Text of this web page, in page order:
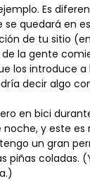
Es
quedará en
de tu sitio
la gente
los introduce a
decir algo
en bici
y este es
un gran
piñas coladas.